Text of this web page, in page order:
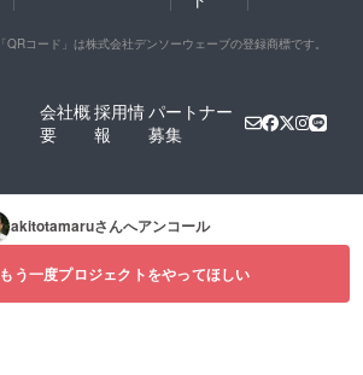
「QRコード」は株式会社デンソーウェーブの登録商標です。
会社概
要
採用情
報
パートナー
募集
akitotamaruさんへアンコール
もう一度プロジェクトをやってほしい